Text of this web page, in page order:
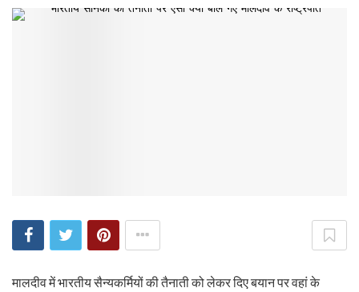
मालदीव में भारतीय सैन्यकर्मियों की तैनाती को लेकर दिए बयान पर वहां के